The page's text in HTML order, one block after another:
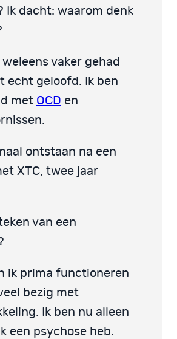
Ik dacht: waarom denk
weleens vaker gehad
echt geloofd. Ik ben
met OCD en
ontstaan na een
XTC, twee jaar
van een
ik prima functioneren
bezig met
Ik ben nu alleen
een psychose heb.